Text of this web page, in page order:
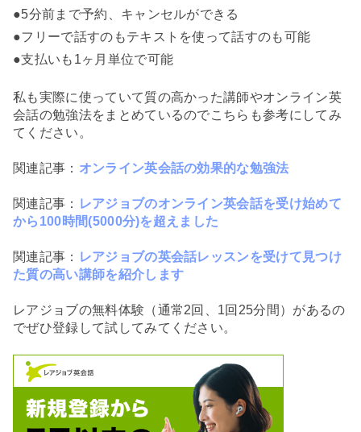
●5分前まで予約、キャンセルができる
●フリーで話すのもテキストを使って話すのも可能
●支払いも1ヶ月単位で可能
私も実際に使っていて質の高かった講師やオンライン英
会話の勉強法をまとめているのでこちらも参考にしてみ
てください。
関連記事： オンライン英会話の効果的な勉強法
関連記事： レアジョブのオンライン英会話を受け始めて
から100時間(5000分)を超えました
関連記事： レアジョブの英会話レッスンを受けて見つけ
た質の高い講師を紹介します
レアジョブの無料体験（通常2回、1回25分間）があるの
でぜひ登録して試してみてください。